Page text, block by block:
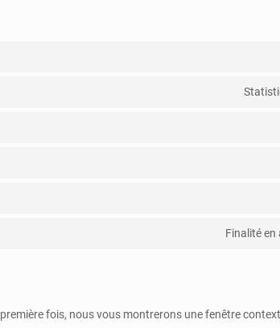
Finalité en
fois, nous vous montrerons une fenêtre